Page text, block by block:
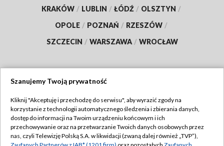
KRAKÓW / LUBLIN / ŁÓDŹ / OLSZTYN /
OPOLE / POZNAŃ / RZESZÓW /
SZCZECIN / WARSZAWA / WROCŁAW
TVP
Abonament TVP
Emisja w TVP
Regulamin TVP
Szanujemy Twoją prywatność
Kliknij "Akceptuję i przechodzę do serwisu", aby wyrazić zgody na
korzystanie z technologii automatycznego śledzenia i zbierania danych,
dostęp do informacji na Twoim urządzeniu końcowym i ich
przechowywanie oraz na przetwarzanie Twoich danych osobowych przez
nas, czyli Telewizję Polską S.A. w likwidacji (zwaną dalej również „TVP”),